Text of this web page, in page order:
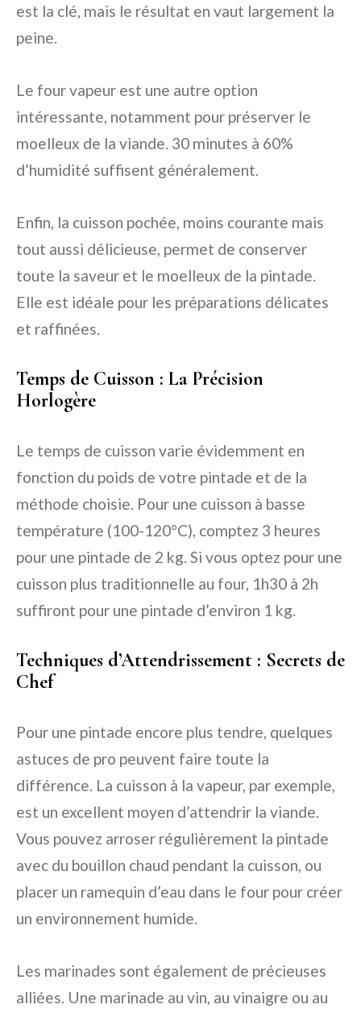
est la clé, mais le résultat en vaut largement la
peine.
Le four vapeur est une autre option
intéressante, notamment pour préserver le
moelleux de la viande. 30 minutes à 60%
d’humidité suffisent généralement.
Enfin, la cuisson pochée, moins courante mais
tout aussi délicieuse, permet de conserver
toute la saveur et le moelleux de la pintade.
Elle est idéale pour les préparations délicates
et raffinées.
Temps de Cuisson : La Précision
Horlogère
Le temps de cuisson varie évidemment en
fonction du poids de votre pintade et de la
méthode choisie. Pour une cuisson à basse
température (100-120°C), comptez 3 heures
pour une pintade de 2 kg. Si vous optez pour une
cuisson plus traditionnelle au four, 1h30 à 2h
suffiront pour une pintade d’environ 1 kg.
Techniques d’Attendrissement : Secrets de
Chef
Pour une pintade encore plus tendre, quelques
astuces de pro peuvent faire toute la
différence. La cuisson à la vapeur, par exemple,
est un excellent moyen d’attendrir la viande.
Vous pouvez arroser régulièrement la pintade
avec du bouillon chaud pendant la cuisson, ou
placer un ramequin d’eau dans le four pour créer
un environnement humide.
Les marinades sont également de précieuses
alliées. Une marinade au vin, au vinaigre ou au